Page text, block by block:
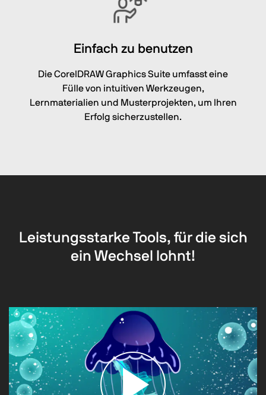
Einfach zu benutzen
Die CorelDRAW Graphics Suite umfasst eine
Fülle von intuitiven Werkzeugen,
Lernmaterialien und Musterprojekten, um Ihren
Erfolg sicherzustellen.
Leistungsstarke Tools, für die sich
ein Wechsel lohnt!